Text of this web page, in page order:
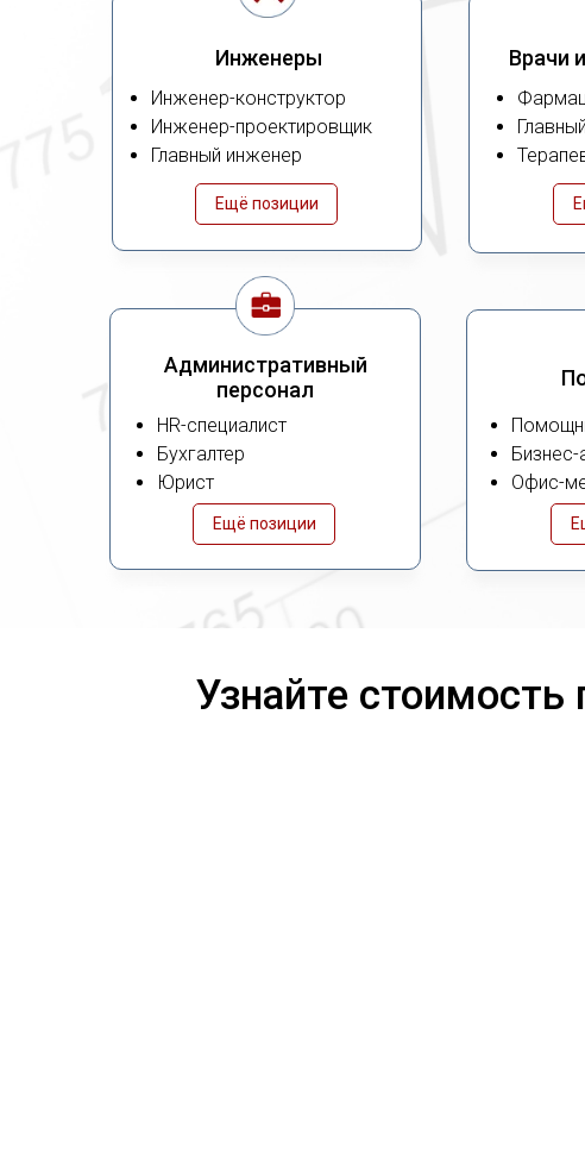
Инженеры
Инженер-конструктор
Инженер-проектировщик
Главный инженер
Ещё позиции
Врачи
Административный
персонал
HR-специалист
Бухгалтер
Юрист
Ещё позиции
Бизнес-
Офис-
Узнайте стоимость